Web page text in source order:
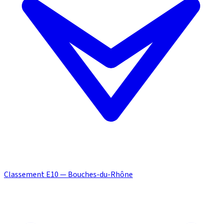
Classement E10 — Bouches-du-Rhône